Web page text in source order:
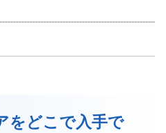
をどこで入手で